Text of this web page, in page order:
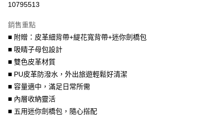
Google Pay
全盈+PAY
大哥付你分期
相關說明
【大哥付你分期使用說明】
1.本服務由台灣大哥大提供，台灣大哥大用戶可立即使用無須另外申請。
2.付款方式選擇「大哥付你分期」，訂單成立後會自動跳轉到大哥付的交易
流程，驗證手機門號後，選擇欲分期的期數、繳款截止日，確認付款後即完
AFTEE先享後付
相關說明
10795513
銷售重點
■ 附贈：皮革細背帶+緹花寬背帶+迷你劍橋包
■ 吸睛子母包設計
■ 雙色皮革材質
■ PU皮革防潑水，外出旅遊輕鬆好清潔
■ 容量適中，滿足日常所需
■ 內層收納靈活
■ 五用迷你劍橋包，隨心搭配